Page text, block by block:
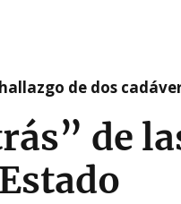
de dos
de